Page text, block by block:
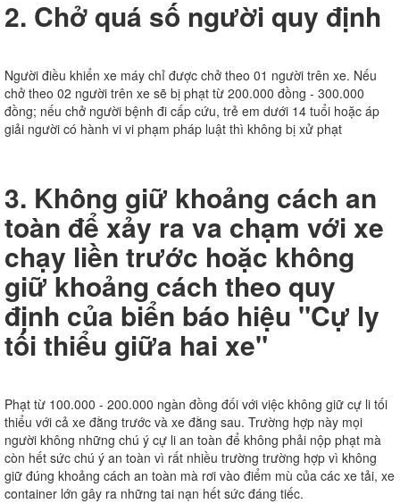
2. Chở quá số người quy định
Người điều khiển xe máy chỉ được chở theo 01 người trên xe. Nếu
chở theo 02 người trên xe sẽ bị phạt từ 200.000 đồng - 300.000
đồng; nếu chở người bệnh đi cấp cứu, trẻ em dưới 14 tuổi hoặc áp
giải người có hành vi vi phạm pháp luật thì không bị xử phạt
3. Không giữ khoảng cách an
toàn để xảy ra va chạm với xe
chạy liền trước hoặc không
giữ khoảng cách theo quy
định của biển báo hiệu "Cự ly
tối thiểu giữa hai xe"
Phạt từ 100.000 - 200.000 ngàn đồng đối với việc không giữ cự li tối
thiểu với cả xe đằng trước và xe đằng sau. Trường hợp này mọi
người không những chú ý cự li an toàn để không phải nộp phạt mà
còn hết sức chú ý an toàn vì rất nhiều trường trường hợp vì không
giữ đúng khoảng cách an toàn mà rơi vào điểm mù của các xe tải, xe
container lớn gây ra những tai nạn hết sức đáng tiếc.